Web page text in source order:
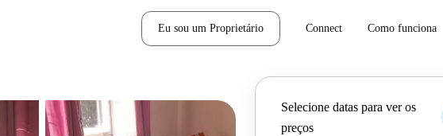
Eu sou um Proprietário Connect Como funciona
Selecione datas para ver os
preços